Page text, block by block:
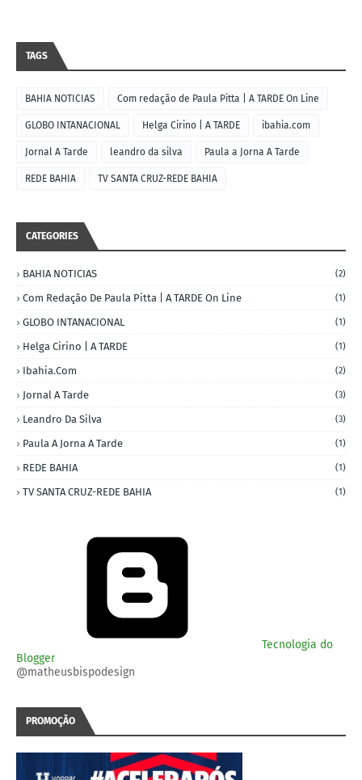
TAGS
BAHIA NOTICIAS Com redação de Paula Pitta | A TARDE On Line
GLOBO INTANACIONAL Helga Cirino | A TARDE ibahia.com
Jornal A Tarde leandro da silva Paula a Jorna A Tarde
REDE BAHIA TV SANTA CRUZ-REDE BAHIA
CATEGORIES
BAHIA NOTICIAS (2)
Com Redação De Paula Pitta | A TARDE On Line (1)
GLOBO INTANACIONAL (1)
Helga Cirino | A TARDE (1)
Ibahia.com (2)
Jornal A Tarde (3)
Leandro Da Silva (3)
Paula A Jorna A Tarde (1)
REDE BAHIA (1)
TV SANTA CRUZ-REDE BAHIA (1)
Tecnologia do
Blogger
@matheusbispodesign
PROMOÇÃO